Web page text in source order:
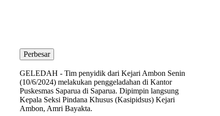
Perbesar
GELEDAH - Tim penyidik dari Kejari Ambon Senin
(10/6/2024) melakukan penggeladahan di Kantor
Puskesmas Saparua di Saparua. Dipimpin langsung
Kepala Seksi Pindana Khusus (Kasipidsus) Kejari
Ambon, Amri Bayakta.